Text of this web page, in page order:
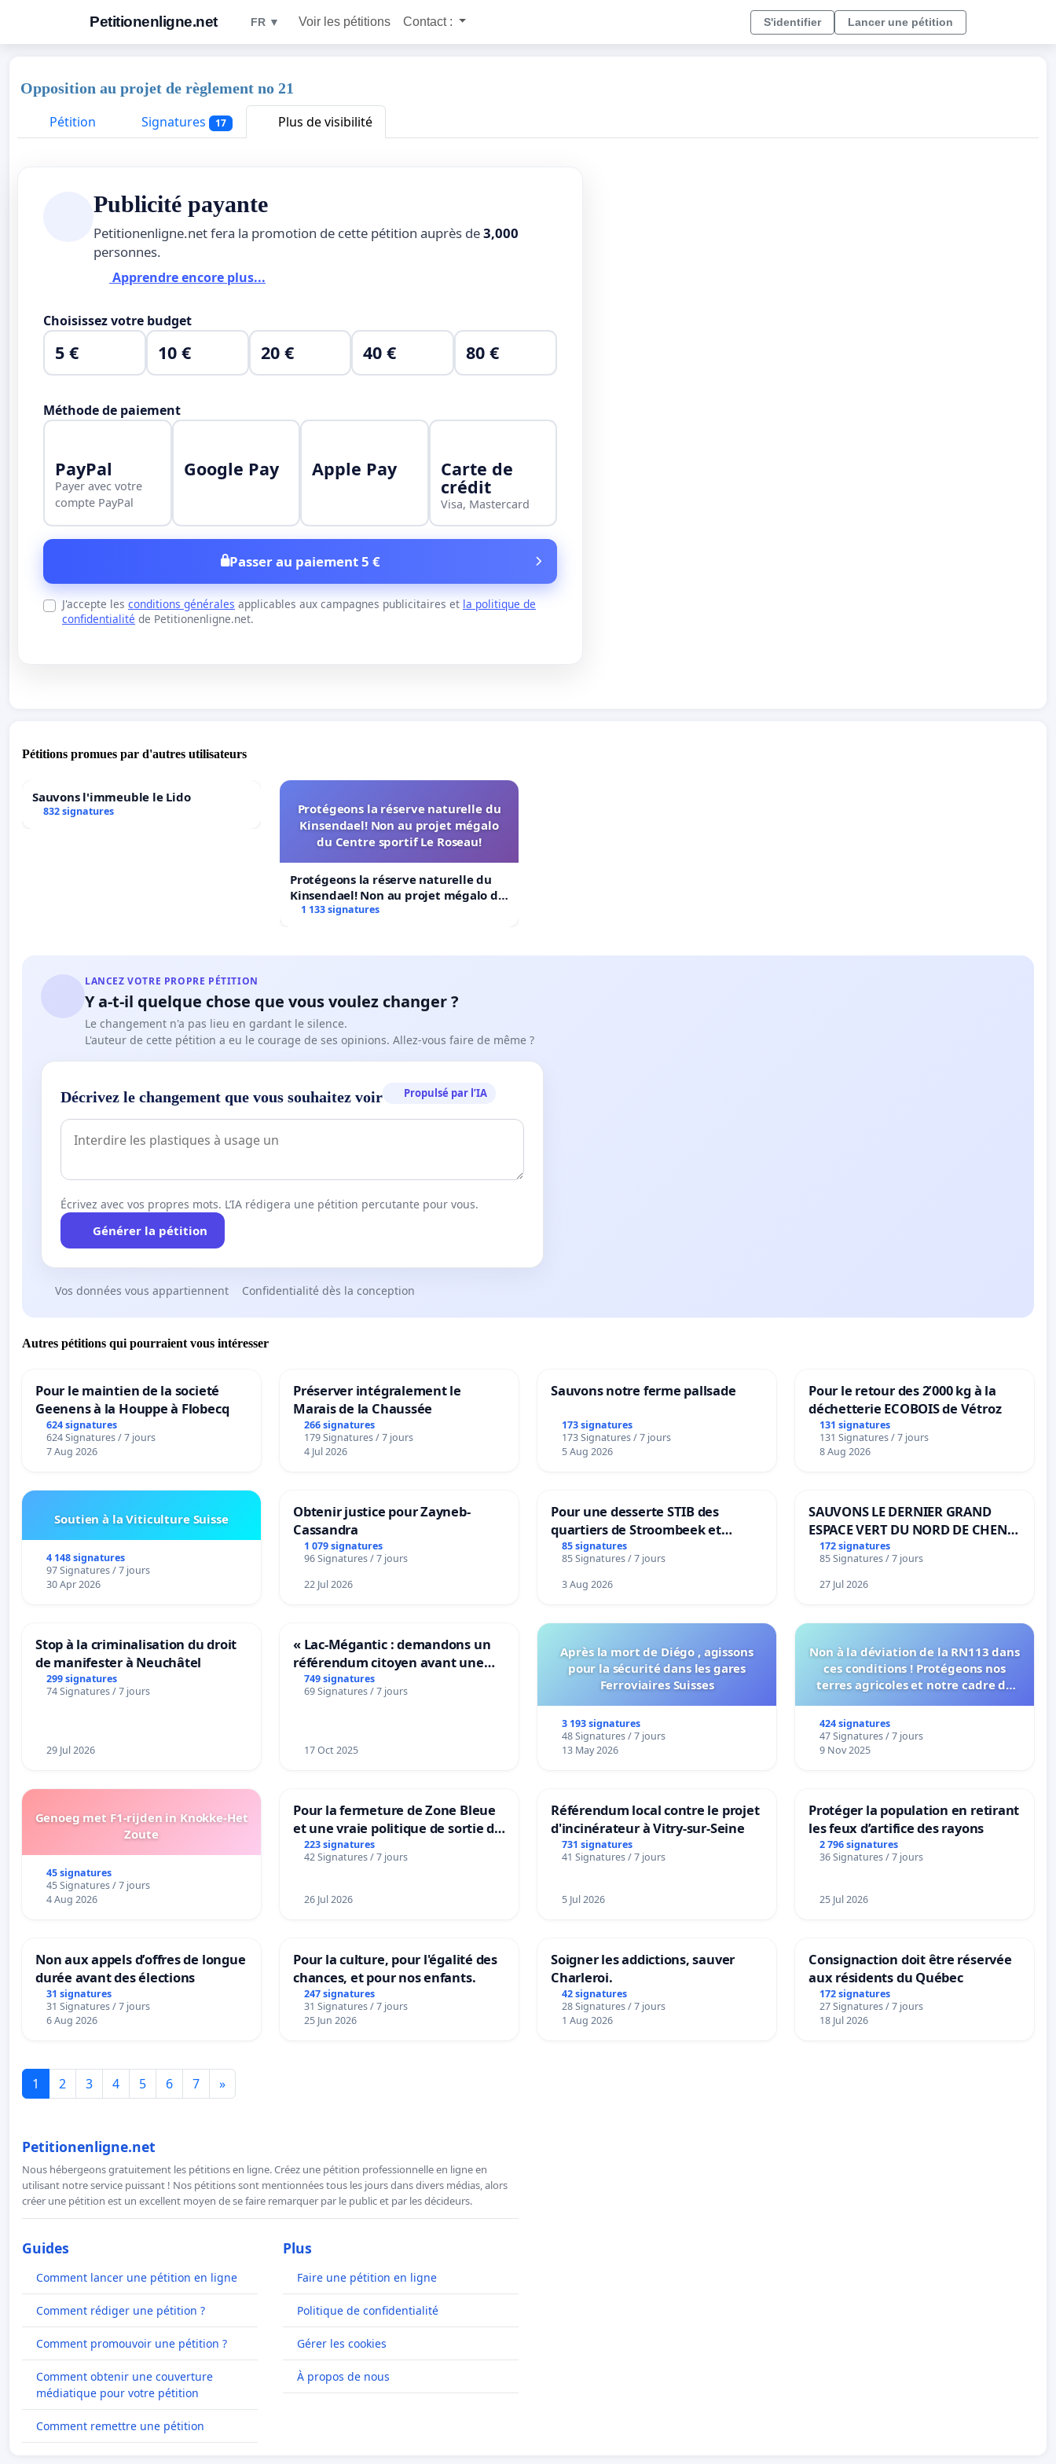
Petitionenligne.net FR ▼ Voir les pétitions Contact : S'identifier Lancer une pétition
Opposition au projet de règlement no 21
Pétition
Signatures 17 Plus de visibilité
Publicité payante
Petitionenligne.net fera la promotion de cette pétition auprès de3,000
personnes.
Apprendre encore plus...
Choisissez votre budget
5 € 10 € 20 € 40 € 80 €
Méthode de paiement
PayPal
Payer avec votre
compte PayPal
Google Pay Apple Pay Carte de
crédit
Visa, Mastercard
Passer au paiement 5 €
J'accepte les conditions générales applicables aux campagnes publicitaires et la politique de
confidentialité de Petitionenligne.net.
Pétitions promues par d'autres utilisateurs
Sauvons l'immeuble le Lido
832 signatures
Protégeons la réserve naturelle du
Kinsendael! Non au projet mégalo
du Centre sportif Le Roseau!
Protégeons la réserve naturelle du
Kinsendael! Non au projet mégalo du
Centre sportif Le Roseau!
1 133 signatures
LANCEZ VOTRE PROPRE PÉTITION
Y a-t-il quelque chose que vous voulez changer ?
Le changement n'a pas lieu en gardant le silence.
L'auteur de cette pétition a eu le courage de ses opinions. Allez-vous faire de même ?
Décrivez le changement que vous souhaitez voir Propulsé par l’IA
Écrivez avec vos propres mots. L’IA rédigera une pétition percutante pour vous.
Générer la pétition
Vos données vous appartiennent Confidentialité dès la conception
Autres pétitions qui pourraient vous intéresser
Pour le maintien de la societé
Geenens à la Houppe à Flobecq
624 signatures
624 Signatures / 7 jours
7 Aug 2026
Préserver intégralement le
Marais de la Chaussée
266 signatures
179 Signatures / 7 jours
4 Jul 2026
Sauvons notre ferme pallsade
173 signatures
173 Signatures / 7 jours
5 Aug 2026
Pour le retour des 2’000 kg à la
déchetterie ECOBOIS de Vétroz
131 signatures
131 Signatures / 7 jours
8 Aug 2026
Soutien à la Viticulture Suisse
4 148 signatures
97 Signatures / 7 jours
30 Apr 2026
Obtenir justice pour Zayneb-
Cassandra
1 079 signatures
96 Signatures / 7 jours
22 Jul 2026
Pour une desserte STIB des
quartiers de Stroombeek et
Beauval - Voor een MIVB-
bediening van de wijken
Strombeek en Het Voor
85 signatures
85 Signatures / 7 jours
3 Aug 2026
SAUVONS LE DERNIER GRAND
ESPACE VERT DU NORD DE CHENE-
BOUGERIES
172 signatures
85 Signatures / 7 jours
27 Jul 2026
Stop à la criminalisation du droit
de manifester à Neuchâtel
299 signatures
74 Signatures / 7 jours
29 Jul 2026
« Lac-Mégantic : demandons un
référendum citoyen avant une
transformation irréversible de
notre territoire »
749 signatures
69 Signatures / 7 jours
17 Oct 2025
Après la mort de Diégo , agissons
pour la sécurité dans les gares
Ferroviaires Suisses
3 193 signatures
48 Signatures / 7 jours
13 May 2026
Non à la déviation de la RN113 dans
ces conditions ! Protégeons nos
terres agricoles et notre cadre de
424 signatures
47 Signatures / 7 jours
9 Nov 2025
Genoeg met F1-rijden in Knokke-Het
Zoute
45 signatures
45 Signatures / 7 jours
4 Aug 2026
Pour la fermeture de Zone Bleue
et une vraie politique de sortie de
la dépendance
223 signatures
42 Signatures / 7 jours
26 Jul 2026
Référendum local contre le projet
d'incinérateur à Vitry-sur-Seine
731 signatures
41 Signatures / 7 jours
5 Jul 2026
Protéger la population en retirant
les feux d’artifice des rayons
2 796 signatures
36 Signatures / 7 jours
25 Jul 2026
Non aux appels d’offres de longue
durée avant des élections
31 signatures
31 Signatures / 7 jours
6 Aug 2026
Pour la culture, pour l'égalité des
chances, et pour nos enfants.
247 signatures
31 Signatures / 7 jours
25 Jun 2026
Soigner les addictions, sauver
Charleroi.
42 signatures
28 Signatures / 7 jours
1 Aug 2026
Consignaction doit être réservée
aux résidents du Québec
172 signatures
27 Signatures / 7 jours
18 Jul 2026
1 2 3 4 5 6 7 »
Petitionenligne.net
Nous hébergeons gratuitement les pétitions en ligne. Créez une pétition professionnelle en ligne en
utilisant notre service puissant ! Nos pétitions sont mentionnées tous les jours dans divers médias, alors
créer une pétition est un excellent moyen de se faire remarquer par le public et par les décideurs.
Guides
Comment lancer une pétition en ligne
Comment rédiger une pétition ?
Comment promouvoir une pétition ?
Comment obtenir une couverture
médiatique pour votre pétition
Comment remettre une pétition
Plus
Faire une pétition en ligne
Politique de confidentialité
Gérer les cookies
À propos de nous